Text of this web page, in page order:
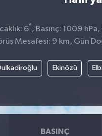
6° , Basınç: 1009
Mesafesi: 9 km, Gün
Ekinözü
BASINÇ